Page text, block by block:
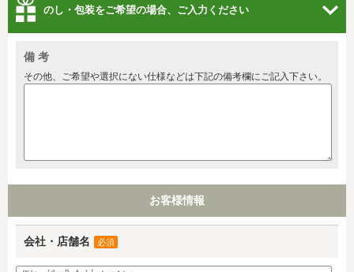
のし・包装をご希望の場合、ご入力ください
備 考
その他、ご希望や選択にない仕様などは下記の備考欄にご記入下さい。
お客様情報
会社・店舗名 必須